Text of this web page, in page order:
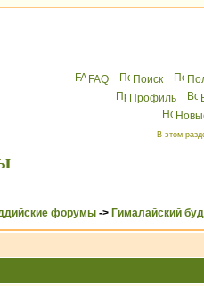
FAQ Поиск
Профиль
В этом
форумы -> Гималайский